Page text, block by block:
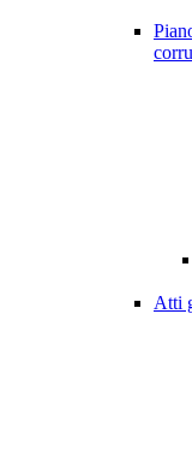
Atti